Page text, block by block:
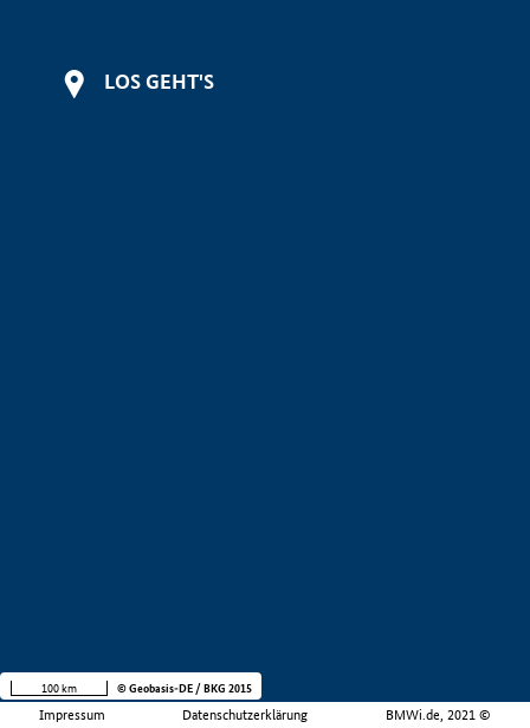
LOS GEHT'S
Impressum Datenschutzerklärung BMWi.de, 2021 ©
100 km © Geobasis-DE / BKG 2015